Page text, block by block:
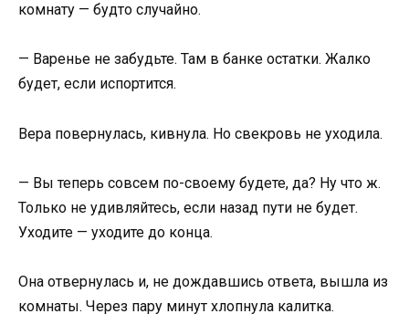
комнату — будто случайно.
— Варенье не забудьте. Там в банке остатки. Жалко
будет, если испортится.
Вера повернулась, кивнула. Но свекровь не уходила.
— Вы теперь совсем по-своему будете, да? Ну что ж.
Только не удивляйтесь, если назад пути не будет.
Уходите — уходите до конца.
Она отвернулась и, не дождавшись ответа, вышла из
комнаты. Через пару минут хлопнула калитка.